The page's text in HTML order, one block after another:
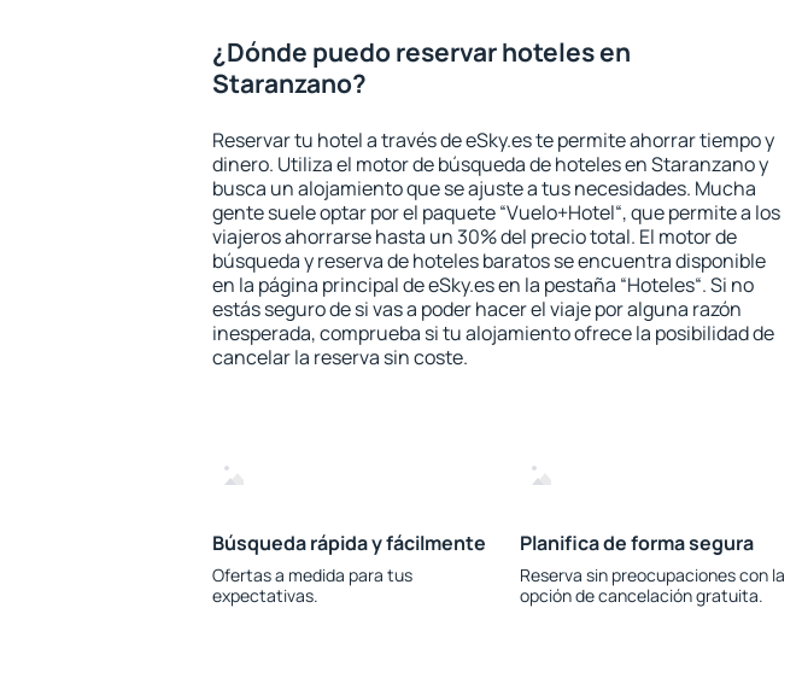
¿Dónde puedo reservar hoteles en
Staranzano?
Reservar tu hotel a través de eSky.es te permite ahorrar tiempo y
dinero. Utiliza el motor de búsqueda de hoteles en Staranzano y
busca un alojamiento que se ajuste a tus necesidades. Mucha
gente suele optar por el paquete “Vuelo+Hotel“, que permite a los
viajeros ahorrarse hasta un 30% del precio total. El motor de
búsqueda y reserva de hoteles baratos se encuentra disponible
en la página principal de eSky.es en la pestaña “Hoteles“. Si no
estás seguro de si vas a poder hacer el viaje por alguna razón
inesperada, comprueba si tu alojamiento ofrece la posibilidad de
cancelar la reserva sin coste.
Búsqueda rápida y fácilmente
Ofertas a medida para tus
expectativas.
Planifica de forma segura
Reserva sin preocupaciones con la
opción de cancelación gratuita.